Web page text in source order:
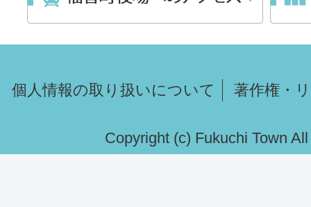
個人情報の取り扱いについて 著作権・
Copyright (c) Fukuchi Town